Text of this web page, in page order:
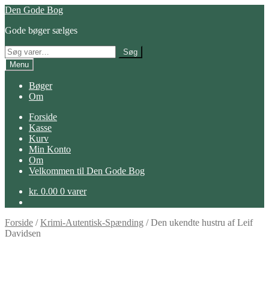
Spring
navigation
Spring
indhold
Den Gode Bog
Gode bøger sælges
Søg
efter:
Søg
Menu
Bøger
Om
Forside
Kasse
Kurv
Min Konto
Om
Velkommen til Den Gode Bog
kr. 0.00 0 varer
Forside /Krimi-Autentisk-Spænding /Den ukendte hustru af Leif
Davidsen